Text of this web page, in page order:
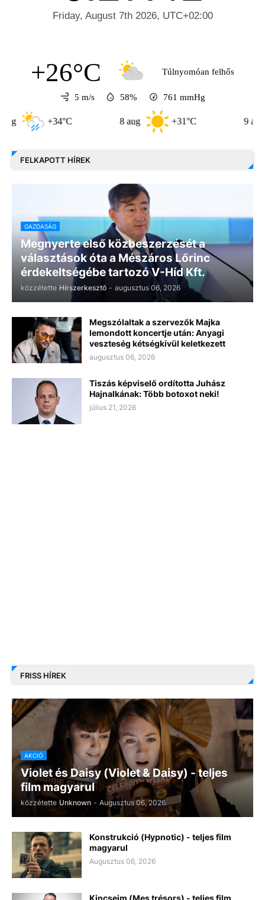
+26°C Túlnyomóan felhős
5 m/s 58% 761 mmHg
8 aug +31°C 9 aug
FELKAPOTT HÍREK
GAZDASÁG
Megnyerte első közbeszerzését a
választások óta a Mészáros Lőrinc
érdekeltségébe tartozó V-Híd Kft.
közzétette Hírszerkesztő - augusztus 06, 2026
Megszólaltak a szervezők Majka
lemondott koncertje után: Anyagi
veszteség kétségkívül keletkezett
augusztus 06, 2026
Tiszás képviselő ordította Juhász
Hajnalkának: Több botoxot neki!
július 21, 2026
FRISS HÍREK
AKCIÓ
Violet és Daisy (Violet & Daisy) - teljes
film magyarul
közzétette Unknown - Augusztus 06, 2026
Konstrukció (Hypnotic) - teljes film
magyarul
Augusztus 06, 2026